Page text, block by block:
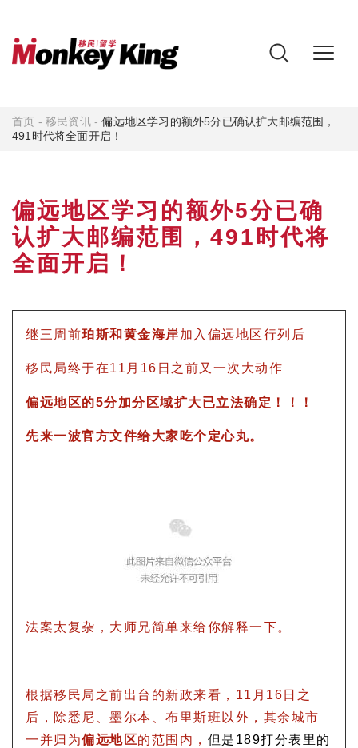
首页 -移民资讯-偏远地区学习的额外5分已确认扩大邮编范围，
491时代将全面开启！
偏远地区学习的额外5分已确
认扩大邮编范围，491时代将
全面开启！
继三周前珀斯和黄金海岸加入偏远地区行列后
移民局终于在11月16日之前又一次大动作
偏远地区的5分加分区域扩大已立法确定！！！
先来一波官方文件给大家吃个定心丸。
法案太复杂，大师兄简单来给你解释一下。
根据移民局之前出台的新政来看，11月16日之
后，除悉尼、墨尔本、布里斯班以外，其余城市
一并归为偏远地区的范围内， 但是189打分表里的